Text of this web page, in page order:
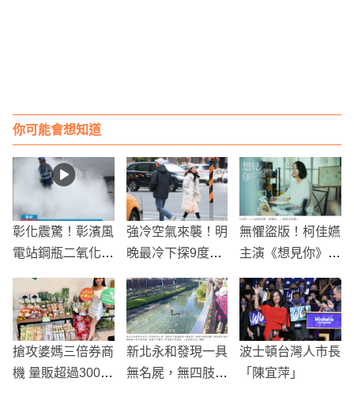
你可能會想知道
彰化震驚！彰濱風
電站鋼瓶二氧化碳
散
強冷空氣來襲！明
晚最冷下探9度，
無懼盜版！柯佳嬿
主演《想見你》最
搶攻婆媽三倍券商
機 量販超過300款
新北永和發現一具
無名屍，無四肢無
波士頓台灣人市長
「陳宜萍」